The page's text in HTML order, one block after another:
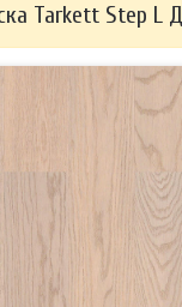
Tarkett Step L